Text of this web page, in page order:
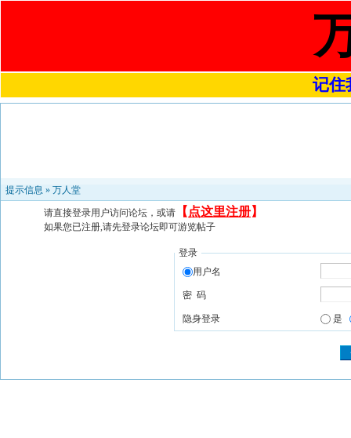
记住
提示信息 » 万人堂
请直接登录用户访问论坛，或请 【 点这里注册】
如果您已注册,请先登录论坛即可游览帖子
登录
用户名
密 码
隐身登录 是